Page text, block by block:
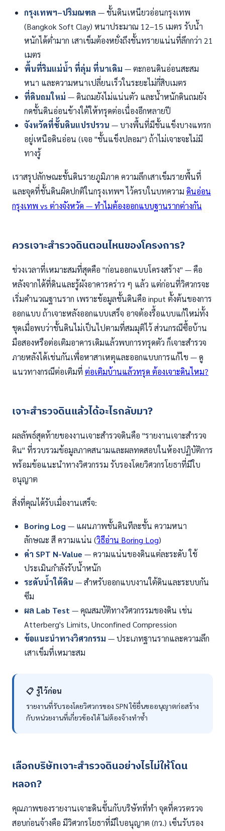
กรุงเทพฯ–ปริมณฑล — ชั้นดินเหนียวอ่อนกรุงเทพ
(Bangkok Soft Clay) หนาประมาณ 12–15 เมตร รับน้ำ
หนักได้ต่ำมาก เสาเข็มต้องหยั่งถึงชั้นทรายแน่นที่ลึกกว่า 21
เมตร
พื้นที่ริมแม่น้ำ ที่ลุ่ม ที่นาเดิม — ตะกอนดินอ่อนสะสม
หนา และความหนาเปลี่ยนเร็วในระยะไม่กี่สิบเมตร
ที่ดินถมใหม่ — ดินถมยังไม่แน่นตัว และน้ำหนักดินถมยัง
กดชั้นดินอ่อนข้างใต้ให้ทรุดต่อเนื่องอีกหลายปี
จังหวัดที่ชั้นดินแปรปรวน — บางพื้นที่มีชั้นแข็งบางแทรก
อยู่เหนือดินอ่อน (เจอ "ชั้นแข็งปลอม") ถ้าไม่เจาะจะไม่มี
ทางรู้
เราสรุปลักษณะชั้นดินรายภูมิภาค ความลึกเสาเข็มรายพื้นที่
และจุดที่ชั้นดินผิดปกติในกรุงเทพฯ ไว้ครบในบทความ ดินอ่อน
กรุงเทพ vs ต่างจังหวัด — ทำไมต้องออกแบบฐานรากต่างกัน
ควรเจาะสำรวจดินตอนไหนของโครงการ?
ช่วงเวลาที่เหมาะสมที่สุดคือ "ก่อนออกแบบโครงสร้าง" — คือ
หลังจากได้ที่ดินและรู้ผังอาคารคร่าว ๆ แล้ว แต่ก่อนที่วิศวกรจะ
เริ่มคำนวณฐานราก เพราะข้อมูลชั้นดินคือ input ตั้งต้นของการ
ออกแบบ ถ้าเจาะหลังออกแบบเสร็จ อาจต้องรื้อแบบแก้ใหม่ทั้ง
ชุดเมื่อพบว่าชั้นดินไม่เป็นไปตามที่สมมุติไว้ ส่วนกรณีซื้อบ้าน
มือสองหรือต่อเติมอาคารเดิมแล้วพบการทรุดตัว ก็เจาะสำรวจ
ภายหลังได้เช่นกันเพื่อหาสาเหตุและออกแบบการแก้ไข — ดู
แนวทางกรณีต่อเติมที่ ต่อเติมบ้านแล้วทรุด ต้องเจาะดินไหม?
เจาะสำรวจดินแล้วได้อะไรกลับมา?
ผลลัพธ์สุดท้ายของงานเจาะสำรวจดินคือ "รายงานเจาะสำรวจ
ดิน" ที่รวบรวมข้อมูลภาคสนามและผลทดสอบในห้องปฏิบัติการ
พร้อมข้อแนะนำทางวิศวกรรม รับรองโดยวิศวกรโยธาที่มีใบ
อนุญาต
สิ่งที่คุณได้รับเมื่องานเสร็จ:
Boring Log — แผนภาพชั้นดินทีละชั้น ความหนา
ลักษณะ สี ความแน่น (วิธีอ่าน Boring Log)
ค่า SPT N-Value — ความแน่นของดินแต่ละระดับ ใช้
ประเมินกำลังรับน้ำหนัก
ระดับน้ำใต้ดิน — สำหรับออกแบบงานใต้ดินและระบบกัน
ซึม
ผล Lab Test — คุณสมบัติทางวิศวกรรมของดิน เช่น
Atterberg's Limits, Unconfined Compression
ข้อแนะนำทางวิศวกรรม — ประเภทฐานรากและความลึก
เสาเข็มที่เหมาะสม
📋 รู้ไว้ก่อน
รายงานที่รับรองโดยวิศวกรของ SPN ใช้ยื่นขออนุญาตก่อสร้าง
กับหน่วยงานที่เกี่ยวข้องได้ ไม่ต้องจ้างทำซ้ำ
เลือกบริษัทเจาะสำรวจดินอย่างไรไม่ให้โดน
หลอก?
คุณภาพของรายงานเจาะดินขึ้นกับบริษัทที่ทำ จุดที่ควรตรวจ
สอบก่อนจ้างคือ มีวิศวกรโยธาที่มีใบอนุญาต (กว.) เซ็นรับรอง